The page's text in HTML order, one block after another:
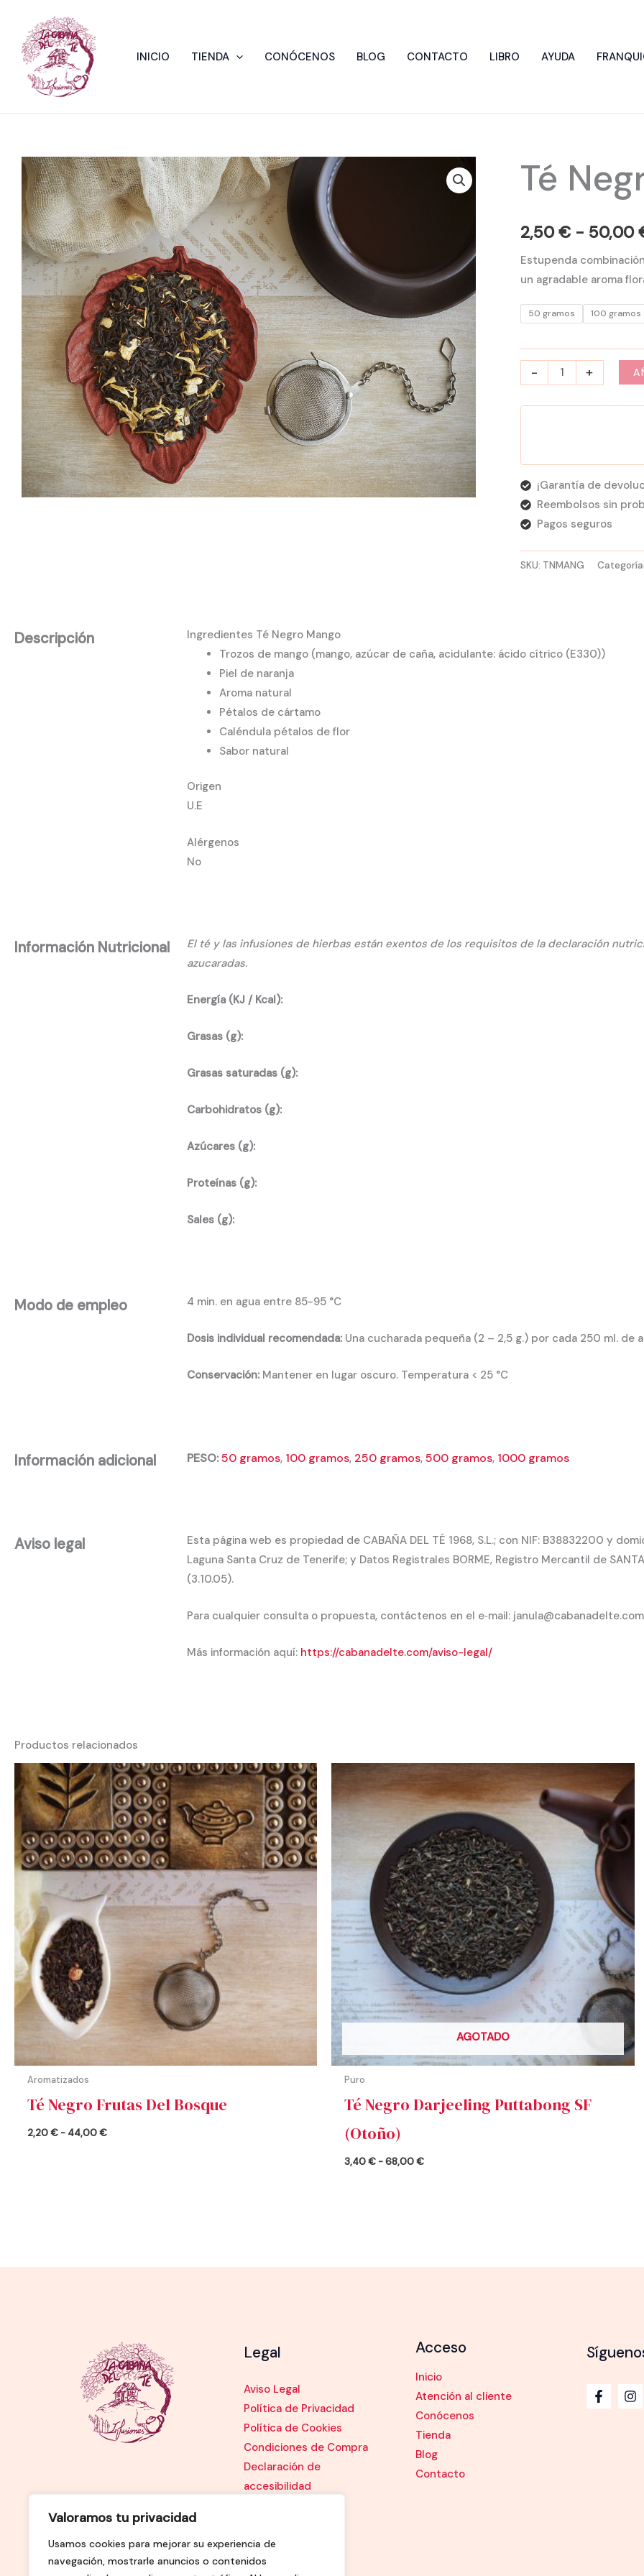
Valoramos tu privacidad
Usamos cookies para mejorar su experiencia de
navegación, mostrarle anuncios o contenidos
contenido
INICIO TIENDA CONÓCENOS BLOG CONTACTO LIBRO AYUDA
Té
2,50€ - 50,00
Estupenda
un agradable aroma
50 gramos 100 gramos
-
Té
Negro
cantidad
+
¡Garantía de
Reembolsos sin
Pagos seguros
SKU: TNMANG
Descripción
Ingredientes Té Negro Mango
Trozos de mango (mango, azúcar de caña, acidulante: ácido cítrico (E330))
Piel de naranja
Aroma natural
Pétalos de cártamo
Caléndula pétalos de flor
Sabor natural
Origen
U.E
Alérgenos
No
Información Nutricional
El té y las infusiones de hierbas están exentos de los requisitos de la declaración
azucaradas.
Energía (KJ / Kcal):
Grasas (g):
Grasas saturadas (g):
Carbohidratos (g):
Azúcares (g):
Proteínas (g):
Sales (g):
Modo de empleo 4 min. en agua entre 85-95 °C
Dosis individual recomendada: Una cucharada pequeña (2 – 2,5 g.) por cada 250 ml. de
Conservación: Mantener en lugar oscuro. Temperatura < 25 °C
Información adicional PESO:50 gramos, 100 gramos, 250 gramos,500 gramos, 1000 gramos
Aviso legal
Esta página web es propiedad de CABAÑA DEL TÉ 1968, S.L.; con NIF: B38832200 y
Laguna Santa Cruz de Tenerife; y Datos Registrales BORME, Registro Mercantil de SANTA
(3.10.05).
Para cualquier consulta o propuesta, contáctenos en el e‐mail: janula@cabanadelte.com
Más información aquí: https://cabanadelte.com/aviso-legal/
Productos relacionados
Aromatizados
Té Negro Frutas Del Bosque
2,20€ - 44,00€
Rango
de
precios:
desde
2,20 €
hasta
44,00 €
AGOTADO
Puro
Té Negro Darjeeling Puttabong SF
(Otoño)
3,40€ -68,00€
Rango
precios:
desde
3,40 €
hasta
68,00 €
Legal
Aviso Legal
Política de Privacidad
Política de Cookies
Condiciones de Compra
Declaración de
accesibilidad
Acceso
Inicio
Atención al cliente
Conócenos
Tienda
Blog
Contacto